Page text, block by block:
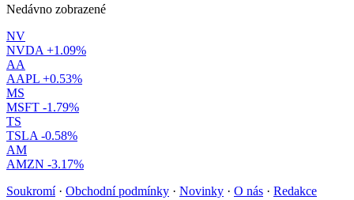
Nedávno zobrazené
NV
NVDA +1.09%
AA
AAPL +0.53%
MS
MSFT -1.79%
TS
TSLA -0.58%
AM
AMZN -3.17%
Soukromí · Obchodní podmínky · Novinky · O nás · Redakce